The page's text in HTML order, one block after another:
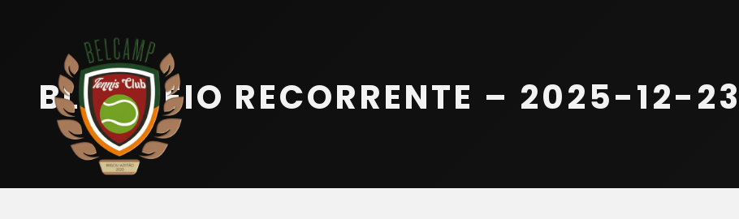
Equipa
Serviços
Parceiros
BLOQUEIO RECORRENTE – 2025-12-